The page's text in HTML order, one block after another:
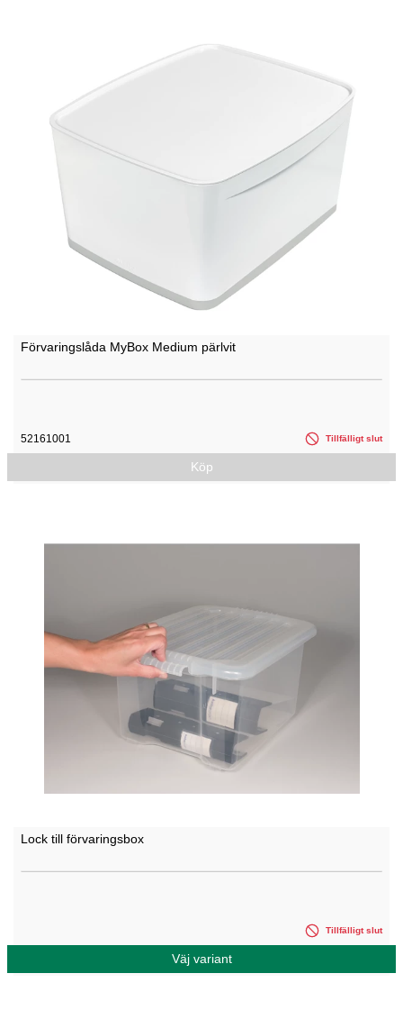
Förvaringslåda MyBox Medium pärlvit
52161001 Tillfälligt slut
Köp
Lock till förvaringsbox
Tillfälligt slut
Väj variant